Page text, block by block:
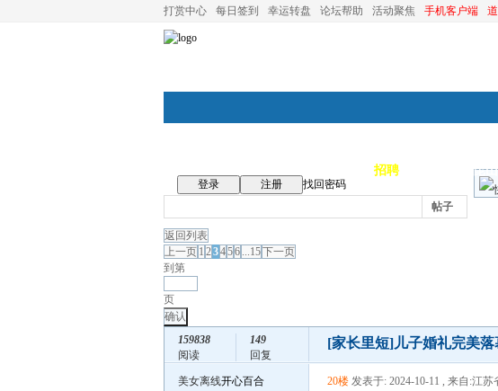
打赏中心 每日签到 幸运转盘 论坛帮助 活动聚焦 手机客户端
招聘 昆
登录 注册
找回密码
帖子
返回列表
上一页 1 23456 ...15下一页
到第
页
确认
159838
阅读
149
回复
[家长里短]儿子婚礼完美
美女离线开心百合 20楼 发表于: 2024-10-11 , 来自:江苏